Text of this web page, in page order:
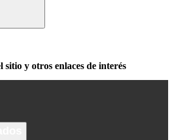
sitio y otros enlaces de interés